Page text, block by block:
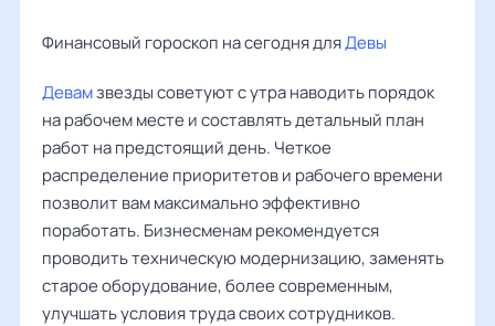
Финансовый гороскоп на сегодня дляДевы
Девамзвезды советуют с утра наводить порядок
на рабочем месте и составлять детальный план
работ на предстоящий день. Четкое
распределение приоритетов и рабочего времени
позволит вам максимально эффективно
поработать. Бизнесменам рекомендуется
проводить техническую модернизацию, заменять
старое оборудование, более современным,
улучшать условия труда своих сотрудников.